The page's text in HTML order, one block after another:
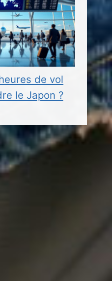
de vol
le Japon ?